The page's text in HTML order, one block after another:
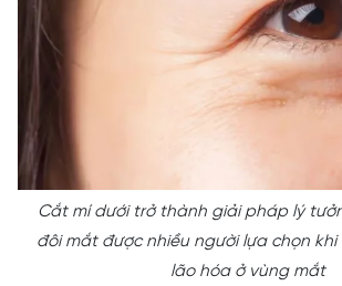
Cắt mí dưới trở thành giải pháp lý
đôi mắt được nhiều người lựa chọn
lão hóa ở vùng mắt